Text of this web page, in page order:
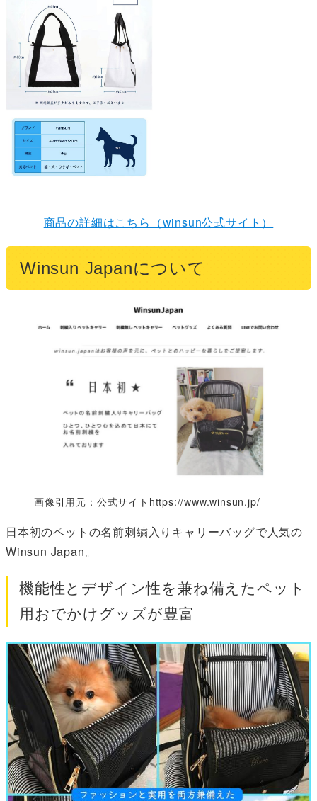
商品の詳細はこちら（winsun公式サイト）
Winsun Japanについて
画像引用元：公式サイトhttps://www.winsun.jp/
日本初のペットの名前刺繍入りキャリーバッグで人気の
Winsun Japan。
機能性とデザイン性を兼ね備えたペット
用おでかけグッズが豊富